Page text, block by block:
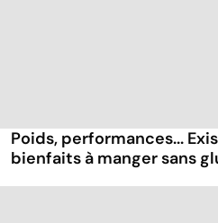
Poids, performances...
bienfaits à manger sans